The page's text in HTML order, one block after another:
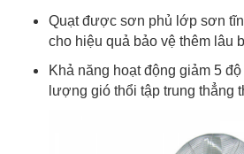
Quạt được sơn phủ lớp sơn
cho hiệu quả bảo vệ thêm lâu
Khả năng hoạt động giảm 5
lượng gió thổi tập trung thẳng